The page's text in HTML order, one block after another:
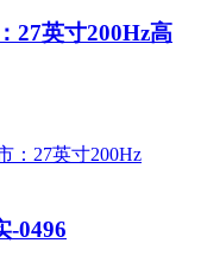
27英寸200Hz高
-0496